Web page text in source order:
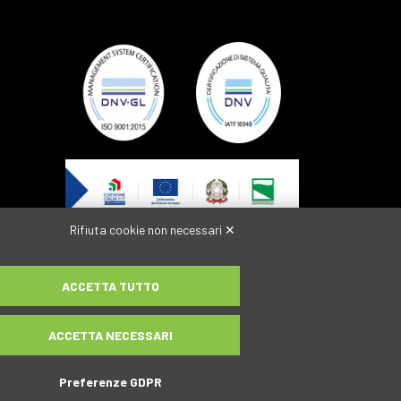
Partecipazione al Bando per il
Rifiuta cookie non necessari ✕
ACCETTA TUTTO
ACCETTA NECESSARI
Preferenze GDPR